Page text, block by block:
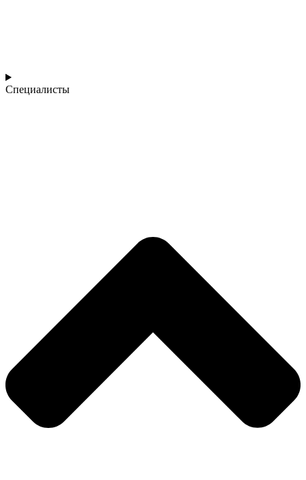
Специалисты